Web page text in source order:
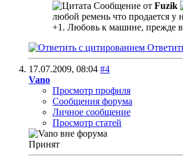
Сообщение от Fuzik
любой ремень что продается у
+1. Любовь к машине, прежде
17.07.2009, 08:04 #4
Vano
Просмотр профиля
Сообщения форума
Личное сообщение
Просмотр статей
Принят